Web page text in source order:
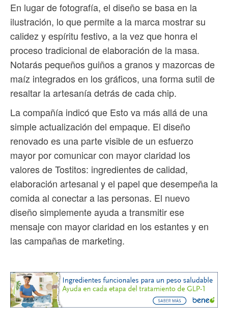
En lugar de fotografía, el diseño se basa en la
ilustración, lo que permite a la marca mostrar su
calidez y espíritu festivo, a la vez que honra el
proceso tradicional de elaboración de la masa.
Notarás pequeños guiños a granos y mazorcas de
maíz integrados en los gráficos, una forma sutil de
resaltar la artesanía detrás de cada chip.
La compañía indicó que Esto va más allá de una
simple actualización del empaque. El diseño
renovado es una parte visible de un esfuerzo
mayor por comunicar con mayor claridad los
valores de Tostitos: ingredientes de calidad,
elaboración artesanal y el papel que desempeña la
comida al conectar a las personas. El nuevo
diseño simplemente ayuda a transmitir ese
mensaje con mayor claridad en los estantes y en
las campañas de marketing.